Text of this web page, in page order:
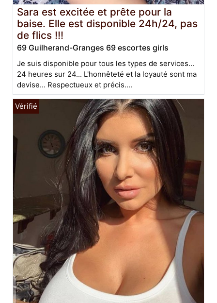
Sara est excitée et prête pour la
baise. Elle est disponible 24h/24, pas
de flics !!!
69 Guilherand-Granges 69 escortes girls
Je suis disponible pour tous les types de services...
24 heures sur 24... L'honnêteté et la loyauté sont ma
devise... Respectueux et précis....